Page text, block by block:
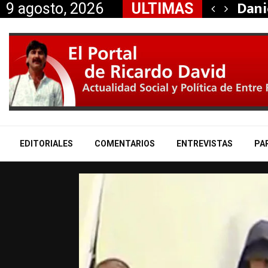
9 agosto, 2026 ULTIMAS
a Mauricio «Palito»…
EDITORIALES COMENTARIOS ENTREVISTAS